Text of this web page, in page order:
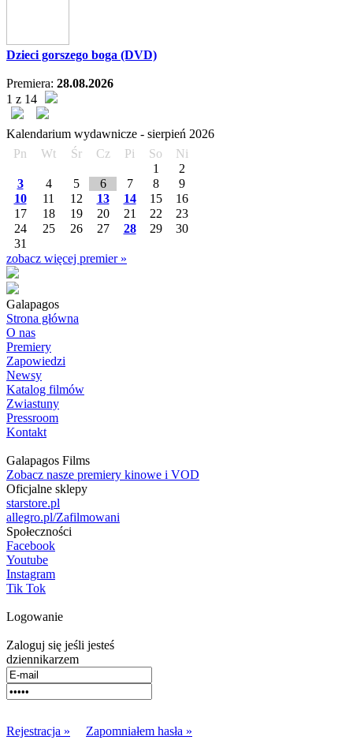
Dzieci gorszego boga (DVD)
Premiera: 28.08.2026
1 z 14
Kalendarium wydawnicze - sierpień 2026
Pn
Wt Śr Cz Pi So
Ni
1
2
3
4 5 6 7 8
9
10
11 12 13 14 15
16
17
18 19 20 21 22
23
24
25 26 27 28 29
30
31
zobacz więcej premier »
Galapagos
Strona główna
O nas
Premiery
Zapowiedzi
Newsy
Katalog filmów
Zwiastuny
Pressroom
Kontakt
Galapagos Films
Zobacz nasze premiery kinowe i VOD
Oficjalne sklepy
starstore.pl
allegro.pl/Zafilmowani
Społeczności
Facebook
Youtube
Instagram
Tik Tok
Logowanie
Zaloguj się jeśli jesteś
dziennikarzem
Rejestracja » Zapomniałem hasła »